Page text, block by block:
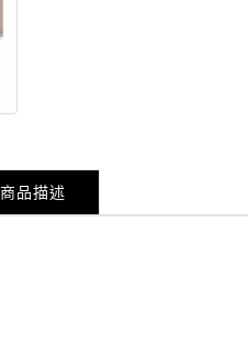
商品描述